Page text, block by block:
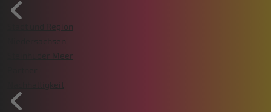
Stadt und Region
Niedersachsen
Steinhuder Meer
Nachhaltigkeit